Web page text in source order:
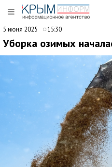
5 июня 2025 15:30
Уборка озимых